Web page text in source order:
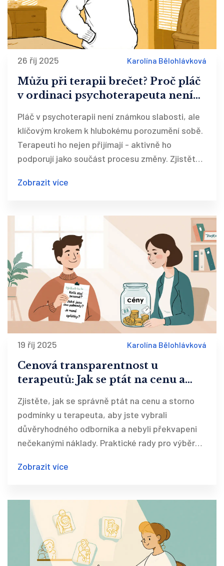
26 říj 2025 Karolína Bělohlávková
Můžu při terapii brečet? Proč pláč
v ordinaci psychoterapeuta není
Pláč v psychoterapii není známkou slabosti, ale
klíčovým krokem k hlubokému porozumění sobě.
Terapeuti ho nejen přijímají - aktivně ho
podporují jako součást procesu změny. Zjistěte,
trvalým změnám.
Zobrazit více
19 říj 2025 Karolína Bělohlávková
Cenová transparentnost u
terapeutů: Jak se ptát na cenu a
Zjistěte, jak se správně ptát na cenu a storno
podmínky u terapeuta, aby jste vybrali
důvěryhodného odborníka a nebyli překvapeni
nečekanými náklady. Praktické rady pro výběr
Zobrazit více